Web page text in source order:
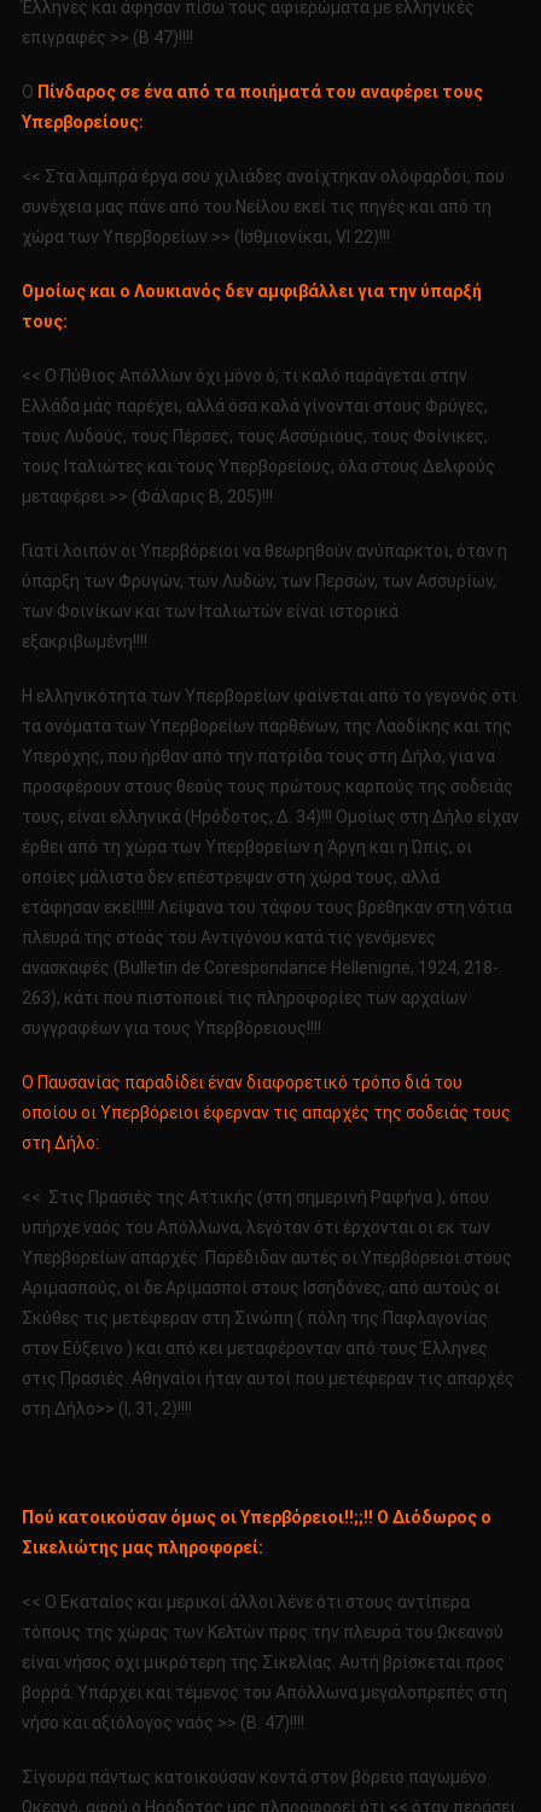
Έλληνες και άφησαν πίσω τους αφιερώματα με ελληνικές
επιγραφές >> (Β 47)!!!!
Ο Πίνδαρος σε ένα από τα ποιήματά του αναφέρει τους
Υπερβορείους:
<< Στα λαμπρά έργα σου χιλιάδες ανοίχτηκαν ολόφαρδοι, που
συνέχεια μας πάνε από του Νείλου εκεί τις πηγές και από τη
χώρα των Υπερβορείων >> (Ισθμιονίκαι, VI 22)!!!
Ομοίως και ο Λουκιανός δεν αμφιβάλλει για την ύπαρξή
τους:
<< Ο Πύθιος Απόλλων όχι μόνο ό, τι καλό παράγεται στην
Ελλάδα μάς παρέχει, αλλά όσα καλά γίνονται στους Φρύγες,
τους Λυδούς, τους Πέρσες, τους Ασσύριους, τους Φοίνικες,
τους Ιταλιώτες και τους Υπερβορείους, όλα στους Δελφούς
μεταφέρει >> (Φάλαρις Β, 205)!!!
Γιατί λοιπόν οι Υπερβόρειοι να θεωρηθούν ανύπαρκτοι, όταν η
ύπαρξη των Φρυγών, των Λυδών, των Περσών, των Ασσυρίων,
των Φοινίκων και των Ιταλιωτών είναι ιστορικά
εξακριβωμένη!!!!
Η ελληνικότητα των Υπερβορείων φαίνεται από το γεγονός ότι
τα ονόματα των Υπερβορείων παρθένων, της Λαοδίκης και της
Υπερόχης, που ήρθαν από την πατρίδα τους στη Δήλο, για να
προσφέρουν στους θεούς τους πρώτους καρπούς της σοδειάς
τους, είναι ελληνικά (Ηρόδοτος, Δ. 34)!!! Ομοίως στη Δήλο είχαν
έρθει από τη χώρα των Υπερβορείων η Άργη και η Ώπις, οι
οποίες μάλιστα δεν επέστρεψαν στη χώρα τους, αλλά
ετάφησαν εκεί!!!!! Λείψανα του τάφου τους βρέθηκαν στη νότια
πλευρά της στοάς του Αντιγόνου κατά τις γενόμενες
ανασκαφές (Bulletin de Corespondance Hellenigne, 1924, 218-
263), κάτι που πιστοποιεί τις πληροφορίες των αρχαίων
συγγραφέων για τους Υπερβόρειους!!!!
Ο Παυσανίας παραδίδει έναν διαφορετικό τρόπο διά του
οποίου οι Υπερβόρειοι έφερναν τις απαρχές της σοδειάς τους
στη Δήλο:
<< Στις Πρασιές της Αττικής (στη σημερινή Ραφήνα ), όπου
υπήρχε ναός του Απόλλωνα, λεγόταν ότι έρχονται οι εκ των
Υπερβορείων απαρχές. Παρέδιδαν αυτές οι Υπερβόρειοι στους
Αριμασπούς, οι δε Αριμασποί στους Ισσηδόνες, από αυτούς οι
Σκύθες τις μετέφεραν στη Σινώπη ( πόλη της Παφλαγονίας
στον Εύξεινο ) και από κει μεταφέρονταν από τους Έλληνες
στις Πρασιές. Αθηναίοι ήταν αυτοί που μετέφεραν τις απαρχές
στη Δήλο>> (I, 31, 2)!!!!
Πού κατοικούσαν όμως οι Υπερβόρειοι!!;;!! Ο Διόδωρος ο
Σικελιώτης μας πληροφορεί:
<< Ο Εκαταίος και μερικοί άλλοι λένε ότι στους αντίπερα
τόπους της χώρας των Κελτών προς την πλευρά του Ωκεανού
είναι νήσος όχι μικρότερη της Σικελίας. Αυτή βρίσκεται προς
βορρά. Υπάρχει και τέμενος του Απόλλωνα μεγαλοπρεπές στη
νήσο και αξιόλογος ναός >> (Β. 47)!!!!
Σίγουρα πάντως κατοικούσαν κοντά στον βόρειο παγωμένο
Ωκεανό, αφού ο Ηρόδοτος μας πληροφορεί ότι << όταν περάσει